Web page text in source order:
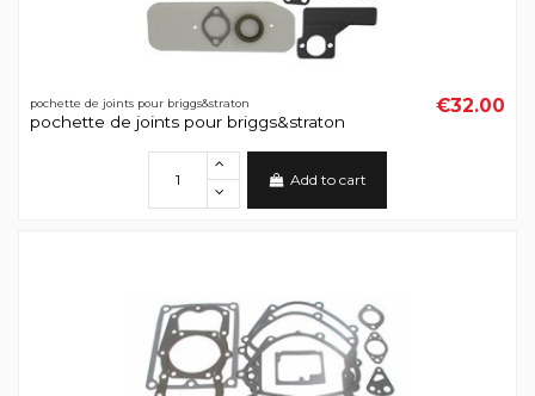
pochette de joints pour briggs&straton
pochette de joints pour briggs&straton
€32.00
Add to cart